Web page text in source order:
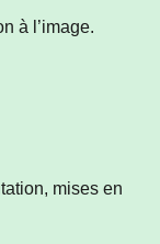
à l’image.
mises en